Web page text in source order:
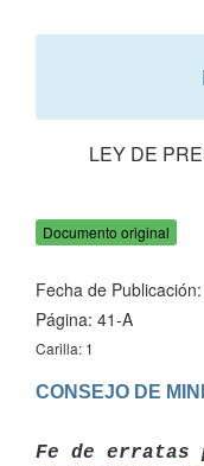
LEY DE
Documento original
Fecha de
Página: 41-A
Carilla: 1
CONSEJO DE
Fe de erratas